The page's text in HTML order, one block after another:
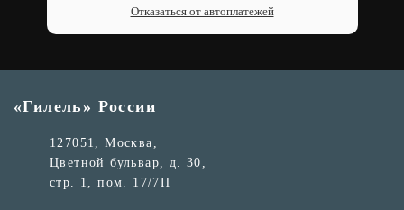
Отказаться от автоплатежей
«Гилель» России
127051, Москва,
Цветной бульвар, д. 30,
стр. 1, пом. 17/7П